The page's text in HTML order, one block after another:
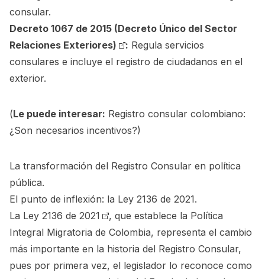
consular.
Decreto 1067 de 2015 (Decreto Único del Sector
Relaciones Exteriores)
: Regula servicios
consulares e incluye el registro de ciudadanos en el
exterior.
(Le puede interesar: Registro consular colombiano:
¿Son necesarios incentivos?)
La transformación del Registro Consular en política
pública.
El punto de inflexión: la Ley 2136 de 2021.
La Ley 2136 de 2021
, que establece la Política
Integral Migratoria de Colombia, representa el cambio
más importante en la historia del Registro Consular,
pues por primera vez, el legislador lo reconoce como